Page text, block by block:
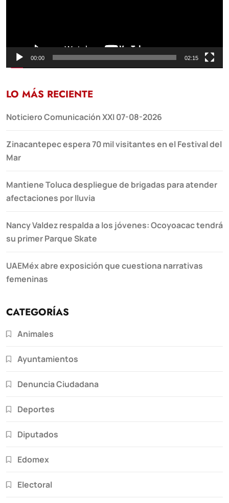
00:00 02:15
LO MÁS RECIENTE
Noticiero Comunicación XXI 07-08-2026
Zinacantepec espera 70 mil visitantes en el Festival del
Mar
Mantiene Toluca despliegue de brigadas para atender
afectaciones por lluvia
Nancy Valdez respalda a los jóvenes: Ocoyoacac tendrá
su primer Parque Skate
UAEMéx abre exposición que cuestiona narrativas
femeninas
CATEGORÍAS
Animales
Ayuntamientos
Denuncia Ciudadana
Deportes
Diputados
Edomex
Electoral